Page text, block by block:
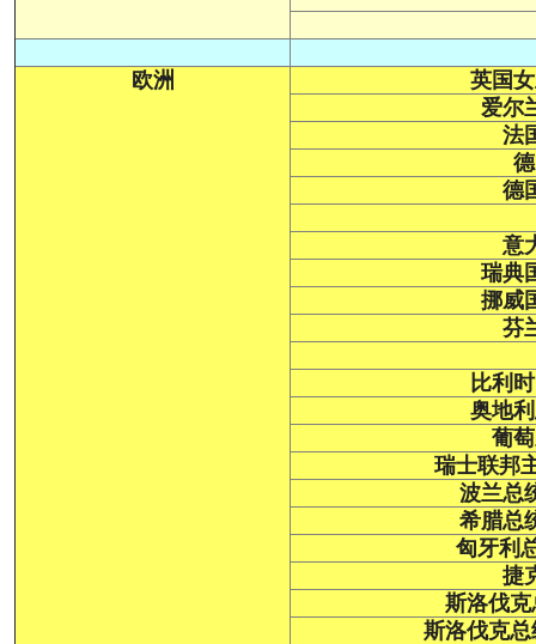
欧洲
英国
爱尔
法
德
意
瑞典
挪威
芬
比利
奥地
葡
瑞士联邦
波兰总
希腊总
匈牙利
捷
斯洛伐
斯洛伐克